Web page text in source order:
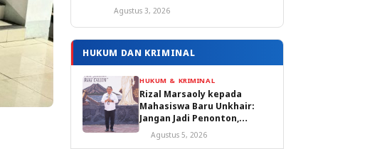
Agustus 3, 2026
HUKUM DAN KRIMINAL
HUKUM & KRIMINAL
Rizal Marsaoly kepada
Mahasiswa Baru Unkhair:
Jangan Jadi Penonton,
Jadilah Penggerak Masa
Depan Ternate dan Maluku
Agustus 5, 2026